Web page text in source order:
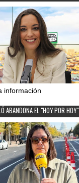
información
ABANDONA EL "HOY POR HOY"